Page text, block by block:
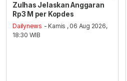
Zulhas Jelaskan Anggaran
Rp3 M per Kopdes
Dailynews - Kamis , 06 Aug 2026,
18:30 WIB